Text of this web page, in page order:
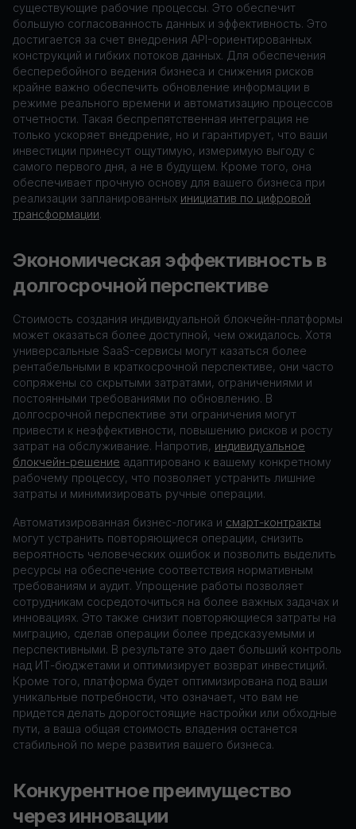
существующие рабочие процессы. Это обеспечит
большую согласованность данных и эффективность. Это
достигается за счет внедрения API-ориентированных
конструкций и гибких потоков данных. Для обеспечения
бесперебойного ведения бизнеса и снижения рисков
крайне важно обеспечить обновление информации в
режиме реального времени и автоматизацию процессов
отчетности. Такая беспрепятственная интеграция не
только ускоряет внедрение, но и гарантирует, что ваши
инвестиции принесут ощутимую, измеримую выгоду с
самого первого дня, а не в будущем. Кроме того, она
обеспечивает прочную основу для вашего бизнеса при
реализации запланированных инициатив по цифровой
трансформации.
Экономическая эффективность в
долгосрочной перспективе
Стоимость создания индивидуальной блокчейн-платформы
может оказаться более доступной, чем ожидалось. Хотя
универсальные SaaS-сервисы могут казаться более
рентабельными в краткосрочной перспективе, они часто
сопряжены со скрытыми затратами, ограничениями и
постоянными требованиями по обновлению. В
долгосрочной перспективе эти ограничения могут
привести к неэффективности, повышению рисков и росту
затрат на обслуживание. Напротив, индивидуальное
блокчейн-решение адаптировано к вашему конкретному
рабочему процессу, что позволяет устранить лишние
затраты и минимизировать ручные операции.
Автоматизированная бизнес-логика и смарт-контракты
могут устранить повторяющиеся операции, снизить
вероятность человеческих ошибок и позволить выделить
ресурсы на обеспечение соответствия нормативным
требованиям и аудит. Упрощение работы позволяет
сотрудникам сосредоточиться на более важных задачах и
инновациях. Это также снизит повторяющиеся затраты на
миграцию, сделав операции более предсказуемыми и
перспективными. В результате это дает больший контроль
над ИТ-бюджетами и оптимизирует возврат инвестиций.
Кроме того, платформа будет оптимизирована под ваши
уникальные потребности, что означает, что вам не
придется делать дорогостоящие настройки или обходные
пути, а ваша общая стоимость владения останется
стабильной по мере развития вашего бизнеса.
Конкурентное преимущество
через инновации